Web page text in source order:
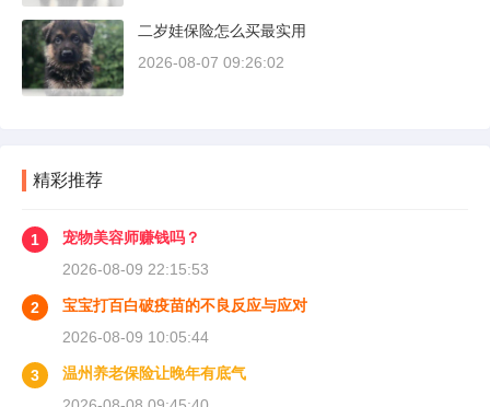
二岁娃保险怎么买最实用
2026-08-07 09:26:02
精彩推荐
1
宠物美容师赚钱吗？
2026-08-09 22:15:53
2
宝宝打百白破疫苗的不良反应与应对
2026-08-09 10:05:44
3
温州养老保险让晚年有底气